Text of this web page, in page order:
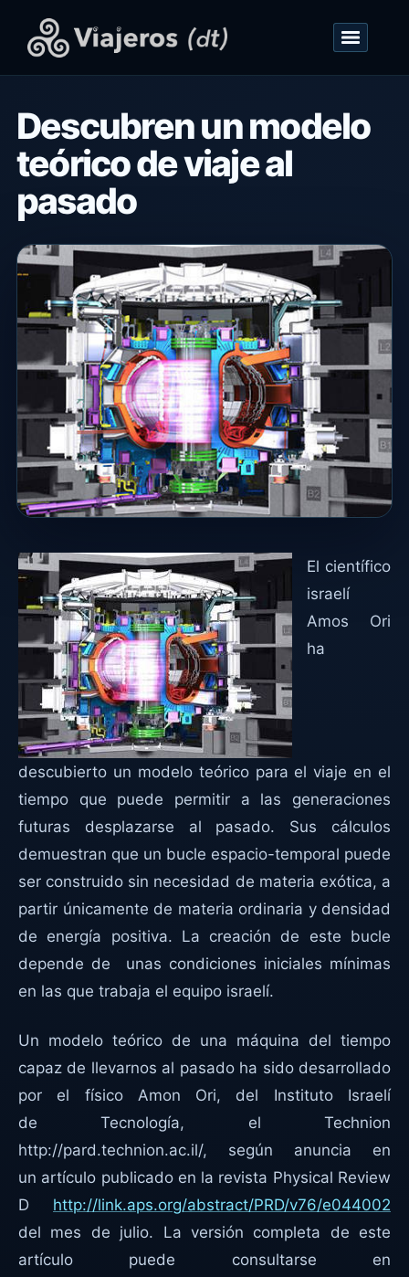
Descubren un modelo
teórico de viaje al
pasado
El científico
israelí
Amos Ori
ha
descubierto un modelo teórico para el viaje en el
tiempo que puede permitir a las generaciones
futuras desplazarse al pasado. Sus cálculos
demuestran que un bucle espacio-temporal puede
ser construido sin necesidad de materia exótica, a
partir únicamente de materia ordinaria y densidad
de energía positiva. La creación de este bucle
depende de unas condiciones iniciales mínimas
en las que trabaja el equipo israelí.
Un modelo teórico de una máquina del tiempo
capaz de llevarnos al pasado ha sido desarrollado
por el físico Amon Ori, del Instituto Israelí
de Tecnología, el Technion
http://pard.technion.ac.il/, según anuncia en
un artículo publicado en la revista Physical Review
D http://link.aps.org/abstract/PRD/v76/e044002
del mes de julio. La versión completa de este
artículo puede consultarse en